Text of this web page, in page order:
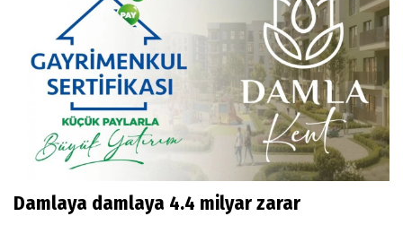
Damlaya damlaya 4.4 milyar zarar